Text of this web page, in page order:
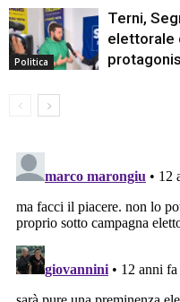
Politica
Terni,
elettorale